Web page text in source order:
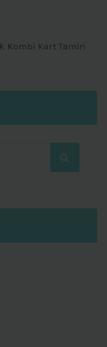
Kombi Kart Tamiri